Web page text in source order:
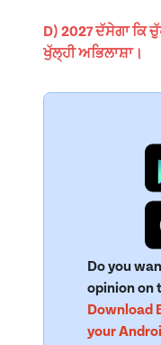
D) 2027 ਦੱਸੇਗਾ ਕਿ
ਖੁੱਲ੍ਹੀ ਅਭਿਲਾਸ਼ਾ।
Do you
opinion on
Download
your